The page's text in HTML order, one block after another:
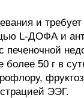
и
L-ДОФА и
50 г в
ЭЭГ.